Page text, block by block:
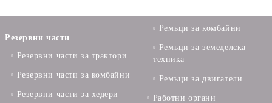
Резервни части
Резервни части за трактори
Резервни части за комбайни
Резервни части за хедери
Ремъци за комбайни
Ремъци за земеделска
техника
Ремъци за двигатели
Работни органи